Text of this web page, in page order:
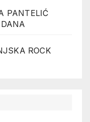
PANTELIĆ
ROCK